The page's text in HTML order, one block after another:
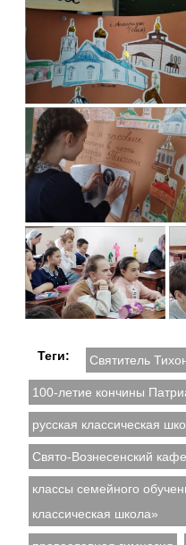
Теги: Святитель
100-летие кончины
русская классическая
Свято-Вознесенский
классы семейного
классическая школа»